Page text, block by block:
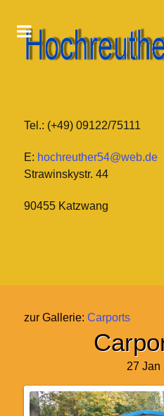
Tel.: (+49) 09122/75111
E: hochreuther54@web.de
Strawinskystr. 44
90455 Katzwang
zur Gallerie: Carports
27 Jan